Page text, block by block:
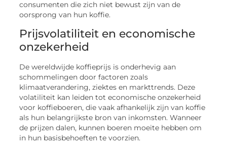
consumenten die zich niet bewust zijn van de
oorsprong van hun koffie.
Prijsvolatiliteit en economische
onzekerheid
De wereldwijde koffieprijs is onderhevig aan
schommelingen door factoren zoals
klimaatverandering, ziektes en markttrends. Deze
volatiliteit kan leiden tot economische onzekerheid
voor koffieboeren, die vaak afhankelijk zijn van koffie
als hun belangrijkste bron van inkomsten. Wanneer
de prijzen dalen, kunnen boeren moeite hebben om
in hun basisbehoeften te voorzien.